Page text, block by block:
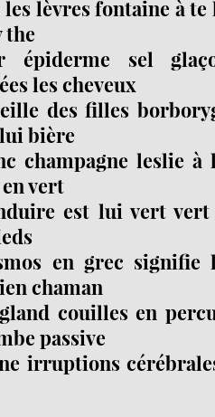
lèvres fontaine à
the
épiderme sel
les cheveux
des filles
bière
champagne leslie à
vert
est lui vert
en grec
chaman
couilles en
passive
irruptions